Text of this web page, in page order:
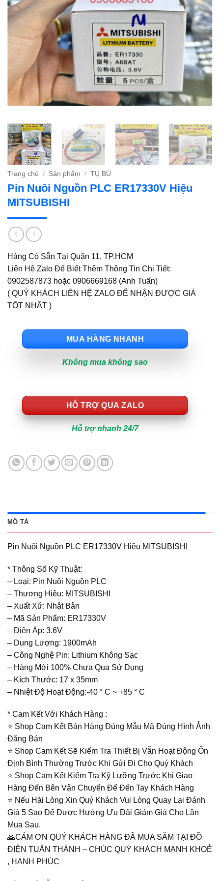
Trang chủ / Sản phẩm / TỤ BÙ
Pin Nuôi Nguồn PLC ER17330V Hiệu
MITSUBISHI
Hàng Có Sẵn Tại Quận 11, TP.HCM
Liên Hệ Zalo Để Biết Thêm Thông Tin Chi Tiết:
0902587873 hoặc 0906669168 (Anh Tuấn)
( QUÝ KHÁCH LIÊN HỆ ZALO ĐỂ NHẬN ĐƯỢC GIÁ
TỐT NHẤT )
MUA HÀNG NHANH
Không mua không sao
HỖ TRỢ QUA ZALO
Hỗ trợ nhanh 24/7
MÔ TẢ
Pin Nuôi Nguồn PLC ER17330V Hiệu MITSUBISHI
* Thông Số Kỹ Thuật:
– Loại: Pin Nuôi Nguồn PLC
– Thương Hiệu: MITSUBISHI
– Xuất Xứ: Nhật Bản
– Mã Sản Phẩm: ER17330V
– Điện Áp: 3.6V
– Dung Lượng: 1900mAh
– Công Nghệ Pin: Lithium Không Sạc
– Hàng Mới 100% Chưa Qua Sử Dụng
– Kích Thước: 17 x 35mm
– Nhiệt Độ Hoạt Động:-40 ° C ~ +85 ° C
* Cam Kết Với Khách Hàng :
⭐️ Shop Cam Kết Bán Hàng Đúng Mẫu Mã Đúng Hình Ảnh
Đăng Bán
⭐️ Shop Cam Kết Sẽ Kiểm Tra Thiết Bị Vẫn Hoạt Động Ổn
Định Bình Thường Trước Khi Gửi Đi Cho Quý Khách
⭐️ Shop Cam Kết Kiểm Tra Kỹ Lưỡng Trước Khi Giao
Hàng Đến Bên Vận Chuyển Để Đến Tay Khách Hàng
⭐️ Nếu Hài Lòng Xin Quý Khách Vui Lòng Quay Lại Đánh
Giá 5 Sao Để Được Hưởng Ưu Đãi Giảm Giá Cho Lần
Mua Sau.
🙇CẢM ƠN QUÝ KHÁCH HÀNG ĐÃ MUA SẮM TẠI ĐỒ
ĐIỆN TUẤN THÀNH – CHÚC QUÝ KHÁCH MẠNH KHOẺ
, HẠNH PHÚC